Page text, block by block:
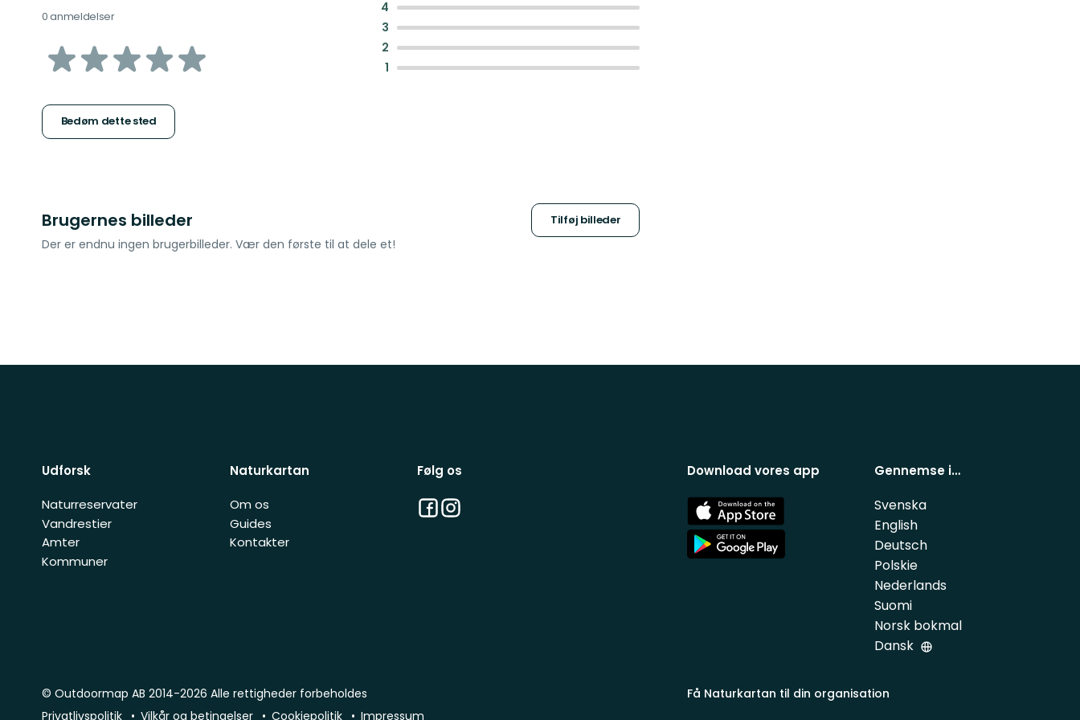
0 anmeldelser
ud
5
Bedøm dette sted
4
3
2
1
Brugernes billeder Tilføj billeder
Der er endnu ingen brugerbilleder. Vær den første til at dele et!
Udforsk
Naturreservater
Vandrestier
Amter
Kommuner
Naturkartan
Om os
Guides
Kontakter
Følg os
Facebook
Instagram
Download vores app
App
Store
App
Store
Gennemse i…
Svenska
English
Deutsch
Polskie
Nederlands
Suomi
Norsk bokmal
Dansk
Få Naturkartan til din organisation
© Outdoormap AB 2014-2026 Alle rettigheder forbeholdes
Privatlivspolitik
Vilkår og betingelser Cookiepolitik Impressum